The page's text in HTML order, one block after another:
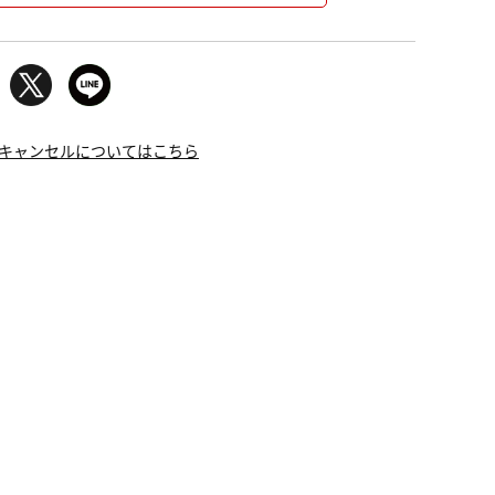
ャンセルについてはこちら